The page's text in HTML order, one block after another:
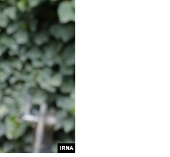
چهل سال گروگان‌گیری
قانون شفافیت دارائی کادر رهبری ایران
اعتراضات مردمی آبان ۹۸
نرگس محمدی برنده جایزه نوبل صلح
همایش محافظه‌کاران آمریکا «سی‌پک»